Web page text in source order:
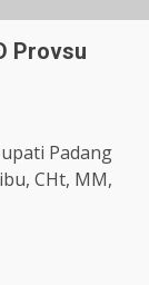
Provsu
Padang
CHt, MM,